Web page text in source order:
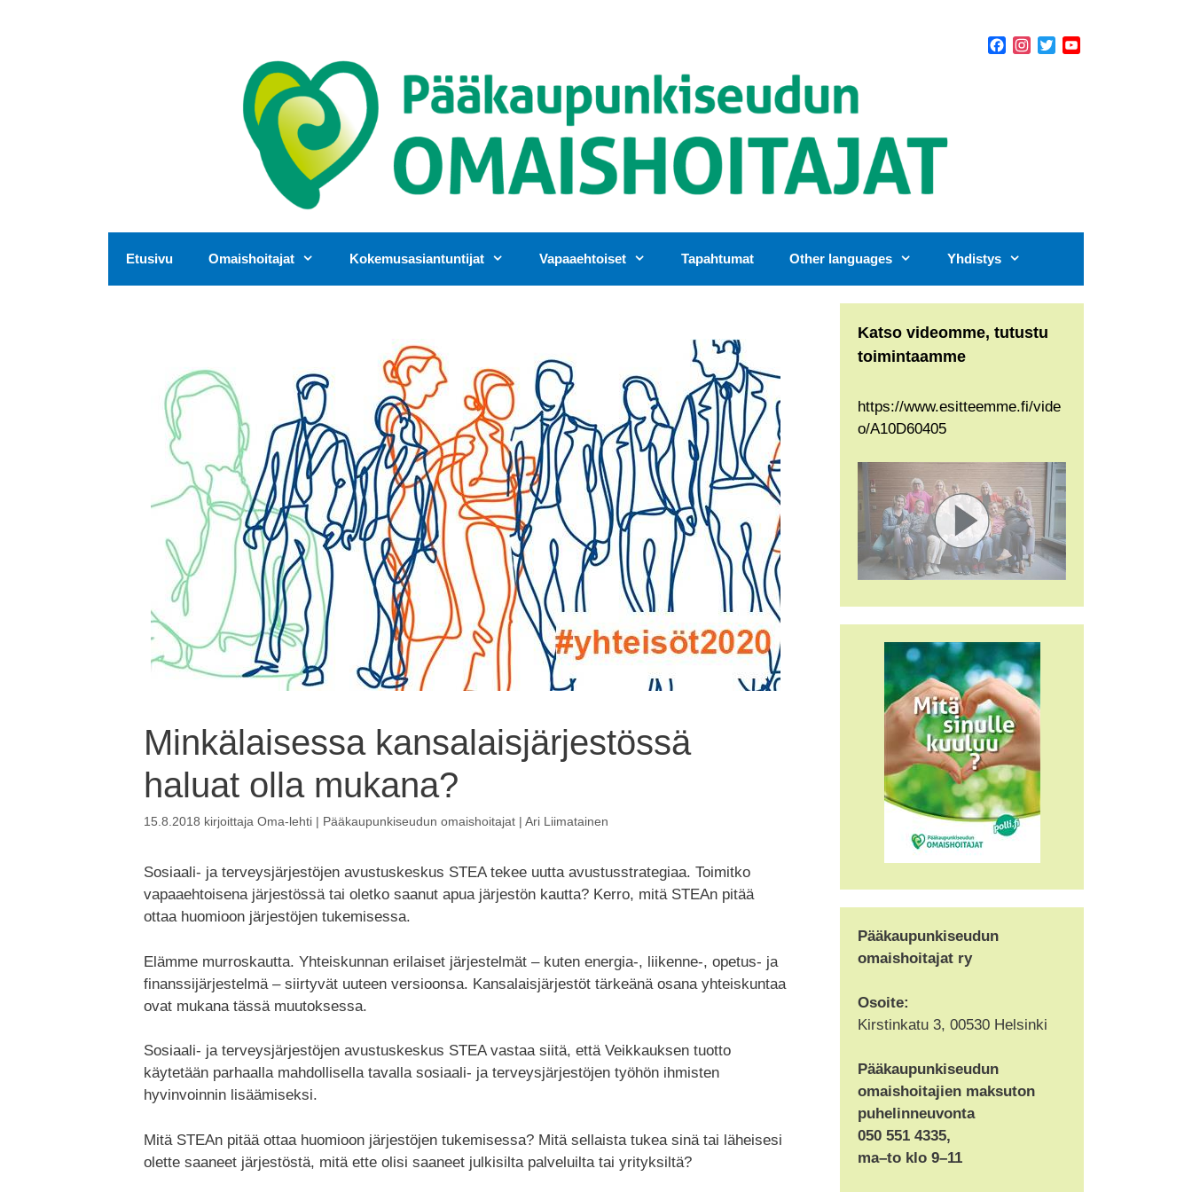
Facebook
Instagram
Twitter
Etusivu Omaishoitajat Kokemusasiantuntijat Vapaaehtoiset Tapahtumat Other languages Yhdistys
Minkälaisessa kansalaisjärjestössä
haluat olla mukana?
15.8.2018 kirjoittaja Oma-lehti | Pääkaupunkiseudun omaishoitajat | Ari Liimatainen
Sosiaali- ja terveysjärjestöjen avustuskeskus STEA tekee uutta avustusstrategiaa. Toimitko
vapaaehtoisena järjestössä tai oletko saanut apua järjestön kautta? Kerro, mitä STEAn pitää
ottaa huomioon järjestöjen tukemisessa.
Elämme murroskautta. Yhteiskunnan erilaiset järjestelmät – kuten energia-, liikenne-, opetus- ja
finanssijärjestelmä – siirtyvät uuteen versioonsa. Kansalaisjärjestöt tärkeänä osana yhteiskuntaa
ovat mukana tässä muutoksessa.
Sosiaali- ja terveysjärjestöjen avustuskeskus STEA vastaa siitä, että Veikkauksen tuotto
käytetään parhaalla mahdollisella tavalla sosiaali- ja terveysjärjestöjen työhön ihmisten
hyvinvoinnin lisäämiseksi.
Mitä STEAn pitää ottaa huomioon järjestöjen tukemisessa? Mitä sellaista tukea sinä tai läheisesi
olette saaneet järjestöstä, mitä ette olisi saaneet julkisilta palveluilta tai yrityksiltä?
Katso videomme, tutustu
toimintaamme
https://www.esitteemme.fi/vide
o/A10D60405
Pääkaupunkiseudun
omaishoitajat ry
Osoite:
Kirstinkatu 3, 00530 Helsinki
Pääkaupunkiseudun
omaishoitajien maksuton
puhelinneuvonta
050 551 4335,
ma–to klo 9–11